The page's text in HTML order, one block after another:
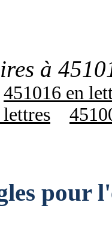
à
451016 en
pour